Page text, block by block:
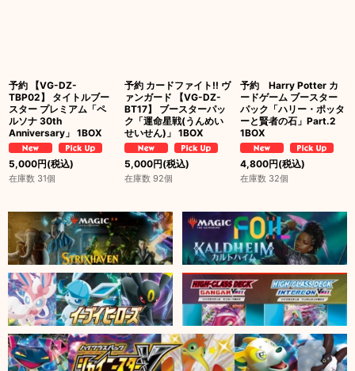
予約 【VG-DZ-
TBP02】 タイトルブー
スター プレミアム「ペ
ルソナ 30th
Anniversary」 1BOX
5,000円(税込)
在庫数 31個
予約 カードファイト!! ヴ
ァンガード 【VG-DZ-
BT17】 ブースターパッ
ク「運命星戦(うんめい
せいせん)」 1BOX
5,000円(税込)
在庫数 92個
予約 Harry Potter カ
ードゲーム ブースター
パック「ハリー・ポッタ
ーと賢者の石」Part.2
1BOX
4,800円(税込)
在庫数 32個